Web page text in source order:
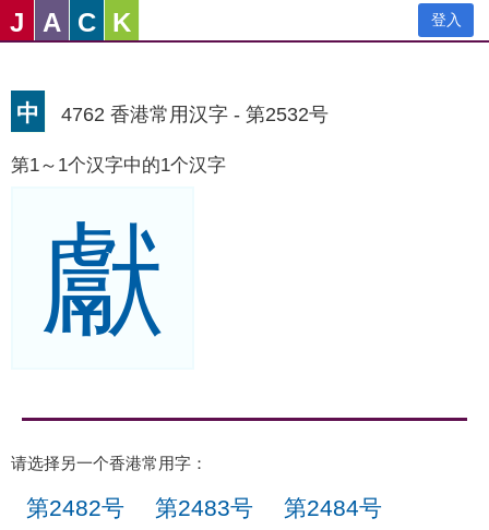
J A C K 登入
中 4762 香港常用汉字 - 第2532号
第1～1个汉字中的1个汉字
獻
请选择另一个香港常用字：
第2482号 第2483号
第2484号